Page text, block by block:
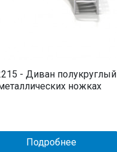
- Диван полукруглый
ножках
Подробнее